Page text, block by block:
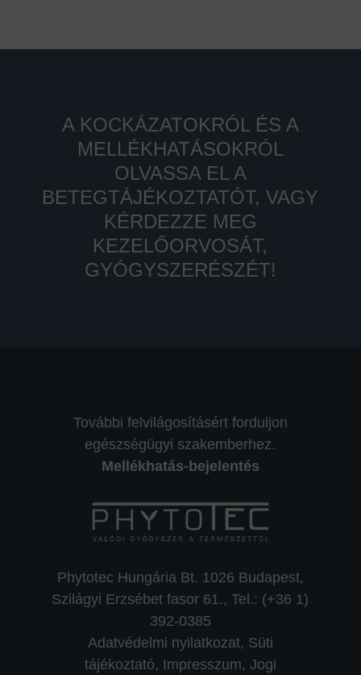
A KOCKÁZATOKRÓL ÉS A
MELLÉKHATÁSOKRÓL
OLVASSA EL A
BETEGTÁJÉKOZTATÓT, VAGY
KÉRDEZZE MEG
KEZELŐORVOSÁT,
GYÓGYSZERÉSZÉT!
További felvilágosításért forduljon
egészségügyi szakemberhez.
Mellékhatás-bejelentés
Phytotec Hungária Bt. 1026 Budapest,
Szilágyi Erzsébet fasor 61., Tel.: (+36 1)
392-0385
Adatvédelmi nyilatkozat, Süti
tájékoztató, Impresszum, Jogi